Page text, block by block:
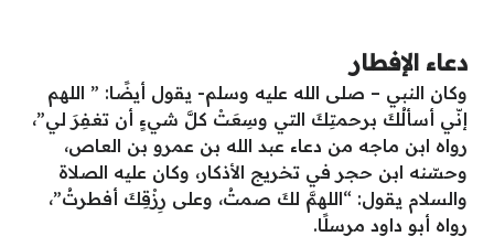
دعاء الإفطار
وكان النبي – صلى الله عليه وسلم- يقول أيضًا: ” اللهم
إنّي أسألُكَ برحمتِكَ التي وسِعَتْ كلَّ شيءٍ أن تغفِرَ لي”،
رواه ابن ماجه من دعاء عبد الله بن عمرو بن العاص،
وحسّنه ابن حجر في تخريج الأذكار، وكان عليه الصلاة
والسلام يقول: “اللهمَّ لكَ صمتُ، وعلى رِزْقِكَ أفطرتُ”،
رواه أبو داود مرسلًا.